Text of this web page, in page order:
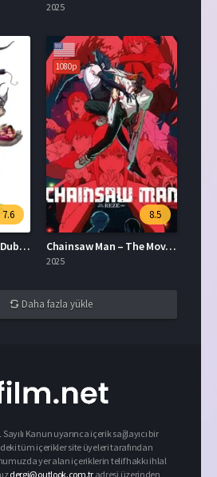
2025
7.6
Zootropolis 2 Türkçe Dublaj Full İzle
1080p
8.5
Chainsaw Man – The Movie: Reze Arc Türkçe Dublaj
2025
Daha fazla yükle
Kanun uyarınca içerik sağlayıcı bir
tüm içerikler site üyeleri tarafından
yer alan içeriklerin telif hakkı ihlal
dergi@outlook.com.tr adresi üzerinden